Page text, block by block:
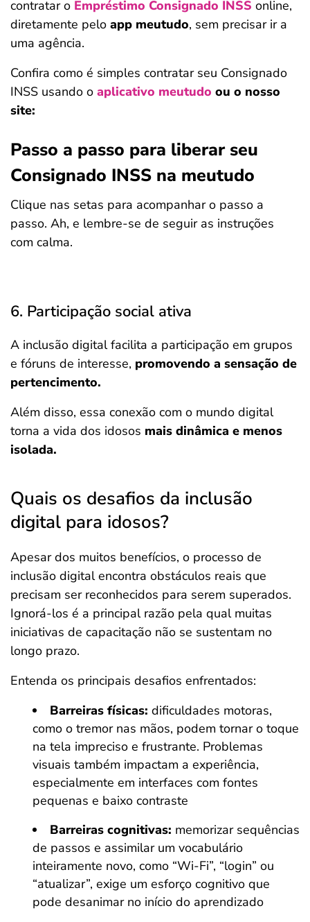
contratar o Empréstimo Consignado INSS online,
diretamente pelo app meutudo, sem precisar ir a
uma agência.
Confira como é simples contratar seu Consignado
INSS usando o aplicativo meutudo ou o nosso
site:
Passo a passo para liberar seu
Consignado INSS na meutudo
Clique nas setas para acompanhar o passo a
passo. Ah, e lembre-se de seguir as instruções
com calma.
6. Participação social ativa
A inclusão digital facilita a participação em grupos
e fóruns de interesse, promovendo a sensação de
pertencimento.
Além disso, essa conexão com o mundo digital
torna a vida dos idosos mais dinâmica e menos
isolada.
Quais os desafios da inclusão
digital para idosos?
Apesar dos muitos benefícios, o processo de
inclusão digital encontra obstáculos reais que
precisam ser reconhecidos para serem superados.
Ignorá-los é a principal razão pela qual muitas
iniciativas de capacitação não se sustentam no
longo prazo.
Entenda os principais desafios enfrentados:
Barreiras físicas: dificuldades motoras,
como o tremor nas mãos, podem tornar o toque
na tela impreciso e frustrante. Problemas
visuais também impactam a experiência,
especialmente em interfaces com fontes
pequenas e baixo contraste
Barreiras cognitivas: memorizar sequências
de passos e assimilar um vocabulário
inteiramente novo, como “Wi-Fi”, “login” ou
“atualizar”, exige um esforço cognitivo que
pode desanimar no início do aprendizado